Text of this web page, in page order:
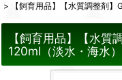
>
【飼育用品】【水質調整剤
【飼育用品】【水
120ml（淡水・海水）